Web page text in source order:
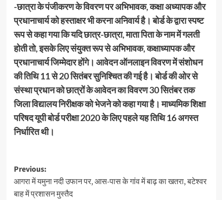
-छात्रा के पंजीकरण के विवरण पर अभिभावक, कक्षा अध्यापक और
प्रधानाचार्य को हस्ताक्षर भी करना अनिवार्य है। बोर्ड के द्वारा स्पष्ट
रूप से कहा गया कि यदि छात्र-छात्रा, माता पिता के नाम में गलती
होती तो, इसके लिए संयुक्त रूप से अभिभावक, कक्षाध्यापक और
प्रधानाचार्य जिम्मेदार होंगे। आवेदन ऑनलाइन विवरण में संशोधन
की तिथि 11 से 20 सितंबर सुनिश्चित की गई है। बोर्ड की ओर से
संस्था प्रधान को छात्रों के आवेदन का विवरण 30 सितंबर तक
जिला विद्यालय निरीक्षक को भेजने को कहा गया है। माध्यमिक शिक्षा
परिषद यूपी बोर्ड परीक्षा 2020 के लिए पहले यह तिथि 16 अगस्त
निर्धारित थी।
Post
navigation
Previous:
आगरा में यमुना नदी उफान पर, आस-पास के गांव में बाढ़ का खतरा, बटेश्वर
बाह में प्रशासन मुस्तैद